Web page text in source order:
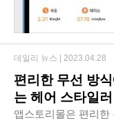
편리한 무선 방
는 헤어 스타일러
앱스토리몰은 편리한
데일리 뉴스 | 2023.04.28